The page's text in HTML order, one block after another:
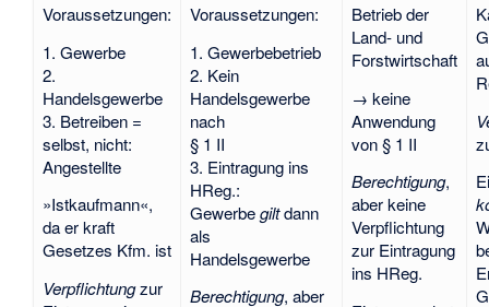
Voraussetzungen:
1. Gewerbe
2.
Handelsgewerbe
3. Betreiben =
selbst, nicht:
Angestellte
»Istkaufmann«,
da er kraft
Gesetzes Kfm. ist
Verpflichtungzur
Voraussetzungen:
1. Gewerbebetrieb
2. Kein
Handelsgewerbe
nach
§ 1 II
3. Eintragung ins
HReg.:
Gewerbegiltdann
als
Handelsgewerbe
Berechtigung, aber
Betrieb der
Land- und
Forstwirtschaft
→ keine
Anwendung
von § 1 II
Berechtigung,
aber keine
Verpflichtung
zur Eintragung
ins HReg.